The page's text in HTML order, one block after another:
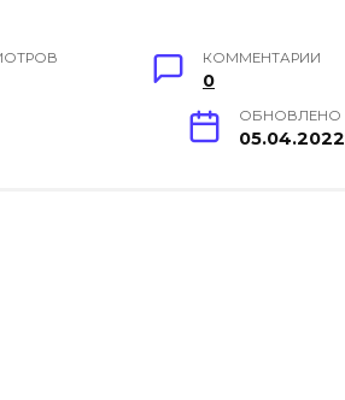
КОММЕНТАРИИ
0
ОБНОВЛЕНО
05.04.2022